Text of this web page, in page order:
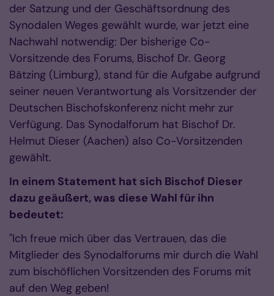
der Satzung und der Geschäftsordnung des
Synodalen Weges gewählt wurde, war jetzt eine
Nachwahl notwendig: Der bisherige Co-
Vorsitzende des Forums, Bischof Dr. Georg
Bätzing (Limburg), stand für die Aufgabe aufgrund
seiner neuen Verantwortung als Vorsitzender der
Deutschen Bischofskonferenz nicht mehr zur
Verfügung. Das Synodalforum hat Bischof Dr.
Helmut Dieser (Aachen) also Co-Vorsitzenden
gewählt.
In einem Statement hat sich Bischof Dieser
dazu geäußert, was diese Wahl für ihn
bedeutet:
"Ich freue mich über das Vertrauen, das die
Mitglieder des Synodalforums mir durch die Wahl
zum bischöflichen Vorsitzenden des Forums mit
auf den Weg geben!